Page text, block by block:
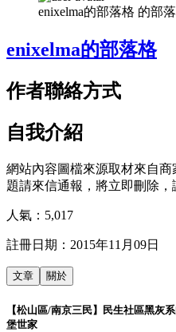
enixelma的部落格 的部
enixelma的部落格
作者聯絡方式
自我介紹
網站內容圖檔來源取材來自
題請來信通報，將立即刪除，
人氣： 5,017
註冊日期： 2015年11月09日
文章 關於
【松山區/南京三民】民生社區黑灰
堡世家